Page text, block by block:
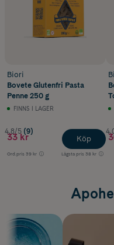
Biori
Bovete Glutenfri Pasta
Penne 250 g
FINNS I LAGER
4.8/5 (9)
33 kr
Ord.pris 39 kr Lägsta pris 38 kr
Köp